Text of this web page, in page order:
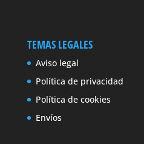
TEMAS LEGALES
Aviso legal
Política de privacidad
Política de cookies
Envíos